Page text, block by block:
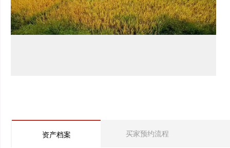
资产档案 买家预约流程